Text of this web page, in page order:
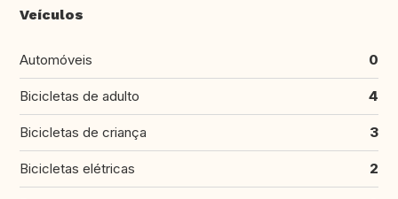
Veículos
Automóveis 0
Bicicletas de adulto 4
Bicicletas de criança 3
Bicicletas elétricas 2